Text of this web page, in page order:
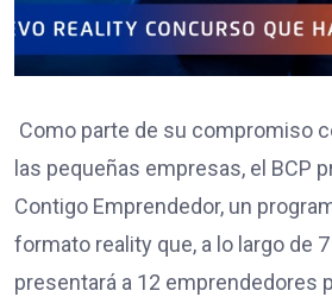
Como parte de su compromiso
las pequeñas empresas, el BCP
Contigo Emprendedor, un
formato reality que, a lo largo de
presentará a 12 emprendedores